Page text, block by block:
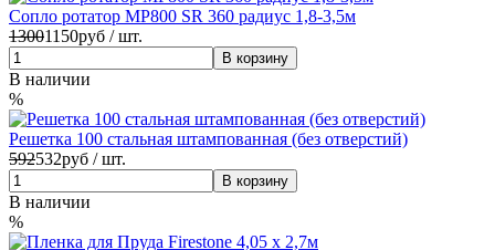
Сопло ротатор MP800 SR 360 радиус 1,8-3,5м
13001150руб / шт.
В наличии
%
Решетка 100 стальная штампованная (без отверстий)
592532руб / шт.
В наличии
%